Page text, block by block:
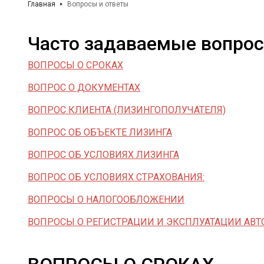
Главная Вопросы и ответы
Часто задаваемые
ВОПРОСЫ О СРОКАХ
ВОПРОС О ДОКУМЕНТАХ
ВОПРОС КЛИЕНТА (ЛИЗИНГОПОЛУЧАТЕЛЯ)
ВОПРОС ОБ ОБЪЕКТЕ ЛИЗИНГА
ВОПРОС ОБ УСЛОВИЯХ ЛИЗИНГА
ВОПРОС ОБ УСЛОВИЯХ СТРАХОВАНИЯ:
ВОПРОСЫ О НАЛОГООБЛОЖЕНИИ
ВОПРОСЫ О РЕГИСТРАЦИИ И ЭКСПЛУАТАЦИИ